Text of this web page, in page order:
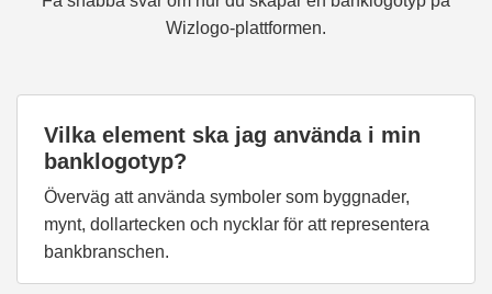
Wizlogo-plattformen.
Vilka element ska jag använda i min
banklogotyp?
Överväg att använda symboler som byggnader,
mynt, dollartecken och nycklar för att representera
bankbranschen.